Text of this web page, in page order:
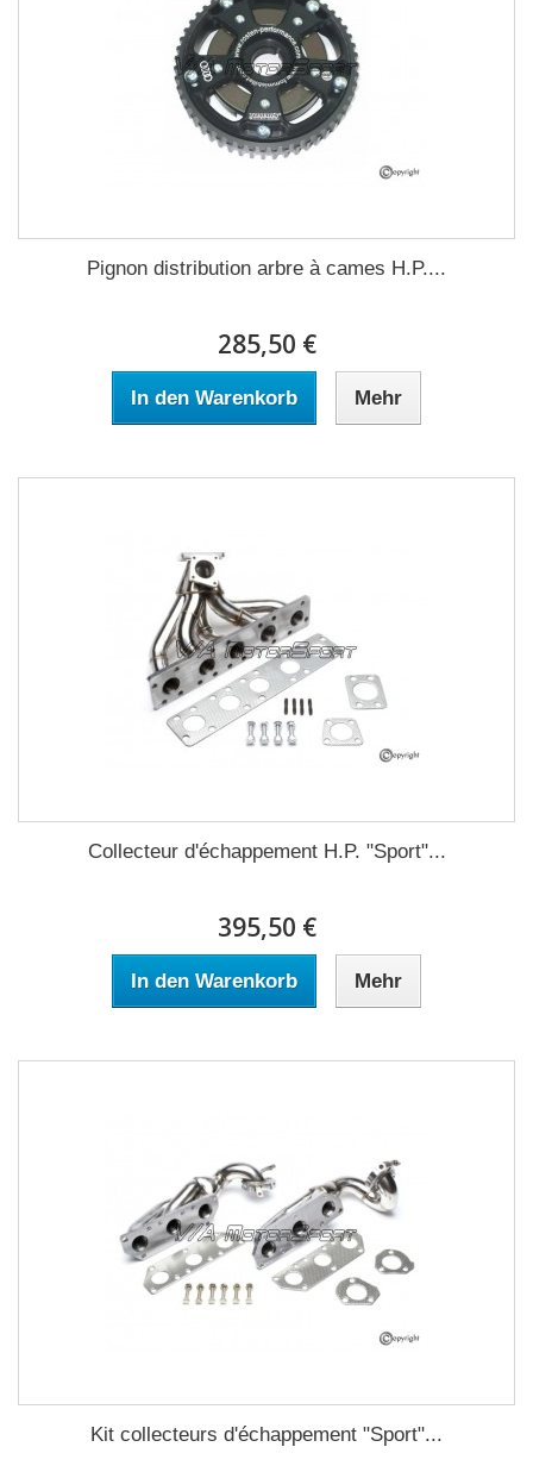
Pignon distribution arbre à cames H.P....
285,50 €
In den Warenkorb Mehr
Collecteur d'échappement H.P. "Sport"...
395,50 €
In den Warenkorb Mehr
Kit collecteurs d'échappement "Sport"...